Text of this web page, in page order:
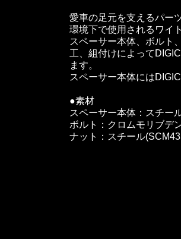
愛車の足元を支えるパー
環境下で使用されるワイ
スペーサー本体、ボルト
工、組付けによって
ます。
スペーサー本体には
●素材
スペーサー本体：スチー
ボルト：クロムモリブデ
ナット：スチール